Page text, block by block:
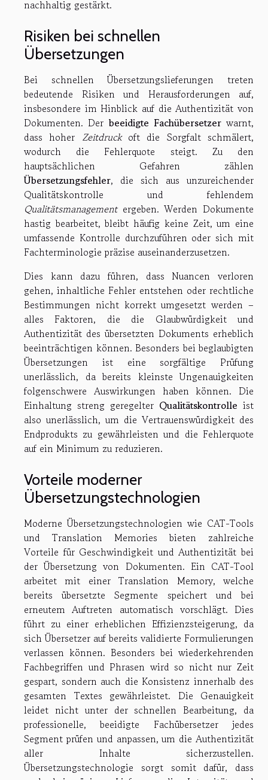
nachhaltig gestärkt.
Risiken bei schnellen
Übersetzungen
Bei schnellen Übersetzungslieferungen treten
bedeutende Risiken und Herausforderungen auf,
insbesondere im Hinblick auf die Authentizität von
Dokumenten. Der beeidigte Fachübersetzerwarnt,
dass hoher Zeitdruckoft die Sorgfalt schmälert,
wodurch die Fehlerquote steigt. Zu den
hauptsächlichen Gefahren zählen
Übersetzungsfehler, die sich aus unzureichender
Qualitätskontrolle und fehlendem
Qualitätsmanagementergeben. Werden Dokumente
hastig bearbeitet, bleibt häufig keine Zeit, um eine
umfassende Kontrolle durchzuführen oder sich mit
Fachterminologie präzise auseinanderzusetzen.
Dies kann dazu führen, dass Nuancen verloren
gehen, inhaltliche Fehler entstehen oder rechtliche
Bestimmungen nicht korrekt umgesetzt werden –
alles Faktoren, die die Glaubwürdigkeit und
Authentizität des übersetzten Dokuments erheblich
beeinträchtigen können. Besonders bei beglaubigten
Übersetzungen ist eine sorgfältige Prüfung
unerlässlich, da bereits kleinste Ungenauigkeiten
folgenschwere Auswirkungen haben können. Die
Einhaltung streng geregelter Qualitätskontrolle ist
also unerlässlich, um die Vertrauenswürdigkeit des
Endprodukts zu gewährleisten und die Fehlerquote
auf ein Minimum zu reduzieren.
Vorteile moderner
Übersetzungstechnologien
Moderne Übersetzungstechnologien wie CAT-Tools
und Translation Memories bieten zahlreiche
Vorteile für Geschwindigkeit und Authentizität bei
der Übersetzung von Dokumenten. Ein CAT-Tool
arbeitet mit einer Translation Memory, welche
bereits übersetzte Segmente speichert und bei
erneutem Auftreten automatisch vorschlägt. Dies
führt zu einer erheblichen Effizienzsteigerung, da
sich Übersetzer auf bereits validierte Formulierungen
verlassen können. Besonders bei wiederkehrenden
Fachbegriffen und Phrasen wird so nicht nur Zeit
gespart, sondern auch die Konsistenz innerhalb des
gesamten Textes gewährleistet. Die Genauigkeit
leidet nicht unter der schnellen Bearbeitung, da
professionelle, beeidigte Fachübersetzer jedes
Segment prüfen und anpassen, um die Authentizität
aller Inhalte sicherzustellen.
Übersetzungstechnologie sorgt somit dafür, dass